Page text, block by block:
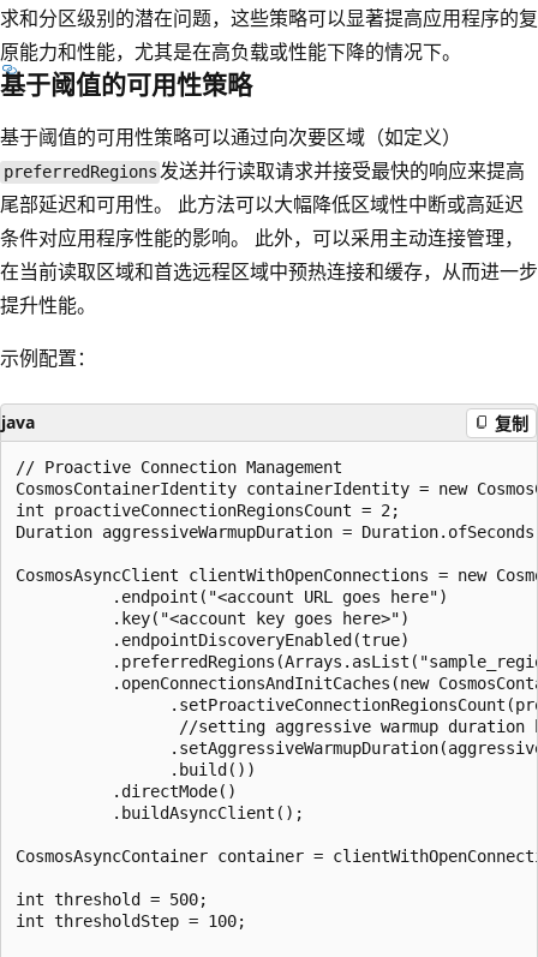
求和分区级别的潜在问题，这些策略可以显著提高应用程序的复
原能力和性能，尤其是在高负载或性能下降的情况下。
基于阈值的可用性策略
基于阈值的可用性策略可以通过向次要区域（如定义）
preferredRegions 发送并行读取请求并接受最快的响应来提高
尾部延迟和可用性。 此方法可以大幅降低区域性中断或高延迟
条件对应用程序性能的影响。 此外，可以采用主动连接管理，
在当前读取区域和首选远程区域中预热连接和缓存，从而进一步
提升性能。
示例配置：
java 复制
// Proactive Connection Management
CosmosContainerIdentity containerIdentity = new
int proactiveConnectionRegionsCount = 2;
Duration aggressiveWarmupDuration =
CosmosAsyncClient clientWithOpenConnections = new
          .endpoint("<account URL goes here")
          .key("<account key goes here>")
          .endpointDiscoveryEnabled(true)
.openConnectionsAndInitCaches(new
//setting aggressive warmup
                .build())
          .directMode()
          .buildAsyncClient();
CosmosAsyncContainer container =
int threshold = 500;
int thresholdStep = 100;